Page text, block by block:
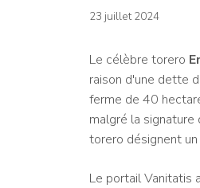
23 juillet 2024
Le célèbre torero
raison d'une dette
ferme de 40
malgré la signature
torero désignent
Le portail Vanitatis